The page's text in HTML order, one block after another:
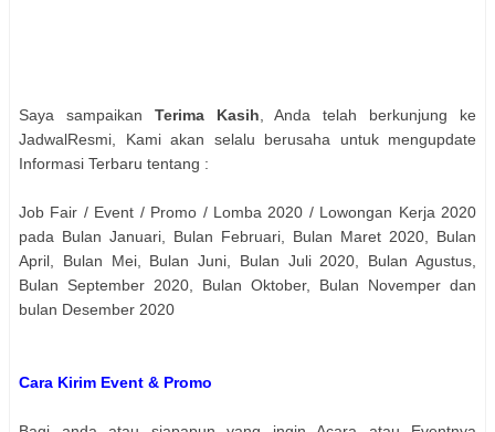
Saya sampaikan Terima Kasih, Anda telah berkunjung ke
JadwalResmi, Kami akan selalu berusaha untuk mengupdate
Informasi Terbaru tentang :
Job Fair / Event / Promo / Lomba 2020 / Lowongan Kerja 2020
pada Bulan Januari, Bulan Februari, Bulan Maret 2020, Bulan
April, Bulan Mei, Bulan Juni, Bulan Juli 2020, Bulan Agustus,
Bulan September 2020, Bulan Oktober, Bulan Novemper dan
bulan Desember 2020
Cara Kirim Event & Promo